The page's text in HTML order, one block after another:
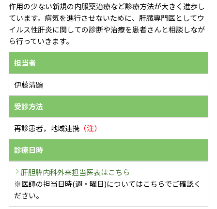
作用の少ない新規の内服薬治療など診療方法が大きく進歩し
ています。病気を進行させないために、肝臓専門医としてウ
イルス性肝炎に関しての診断や治療を患者さんと相談しなが
ら行っていきます。
担当者
伊藤清顕
受診方法
再診患者，地域連携 （注）
診療日時
肝胆膵内科外来担当医表はこちら
※医師の担当日時(週・曜日)についてはこちらでご確認く
ださい。